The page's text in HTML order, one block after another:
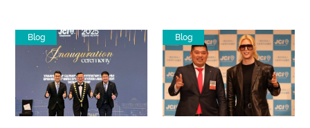
Blog Blog